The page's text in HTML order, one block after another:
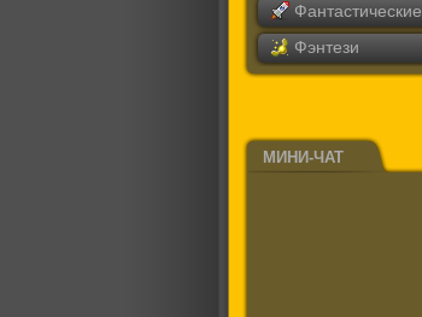
Фантастические
Фэнтези
МИНИ-ЧАТ